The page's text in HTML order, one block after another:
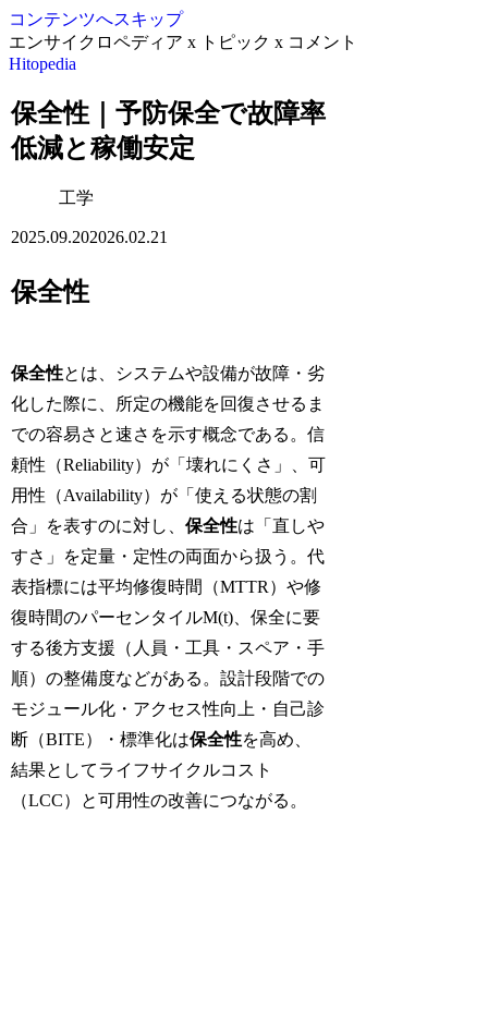
コンテンツへスキップ
エンサイクロペディア x トピック x コメント
Hitopedia
保全性｜予防保全で故障率
低減と稼働安定
工学
2025.09.202026.02.21
保全性
保全性とは、システムや設備が故障・劣
化した際に、所定の機能を回復させるま
での容易さと速さを示す概念である。信
頼性（Reliability）が「壊れにくさ」、可
用性（Availability）が「使える状態の割
合」を表すのに対し、保全性は「直しや
すさ」を定量・定性の両面から扱う。代
表指標には平均修復時間（MTTR）や修
復時間のパーセンタイルM(t)、保全に要
する後方支援（人員・工具・スペア・手
順）の整備度などがある。設計段階での
モジュール化・アクセス性向上・自己診
断（BITE）・標準化は保全性を高め、
結果としてライフサイクルコスト
（LCC）と可用性の改善につながる。